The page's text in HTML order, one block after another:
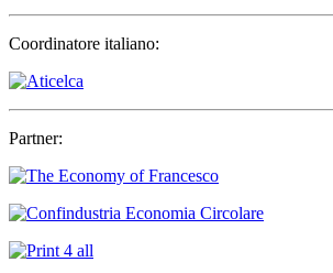
Coordinatore italiano:
Partner: